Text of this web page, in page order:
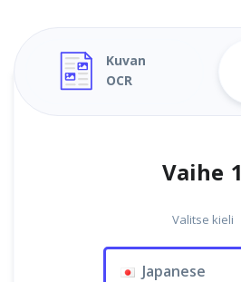
Kuvan
OCR
Vaihe 1
Valitse kieli
Japanese